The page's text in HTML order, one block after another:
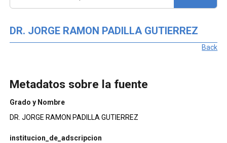
DR. JORGE RAMON PADILLA GUTIERREZ
Back
Metadatos sobre la fuente
Grado y Nombre
DR. JORGE RAMON PADILLA GUTIERREZ
institucion_de_adscripcion